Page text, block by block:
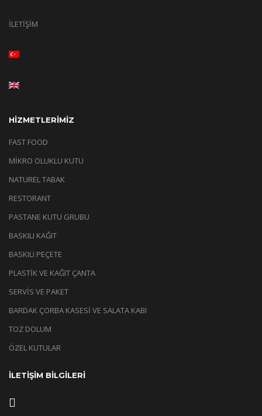
İLETİŞİM
HİZMETLERİMİZ
FAST FOOD
MİKRO OLUKLU KUTU
NATUREL TABAK
RESTORANT
PASTANE KUTU GRUBU
BASKILI KAĞIT
BASKILI PEÇETE
PLASTİK VE KAĞIT ÇANTA
SERVİS VE PAKET
BARDAK ÇORBA KASESİ VE SALATA KABI
TOZ DOLUM
ÖZEL KUTULAR
İLETİŞİM BİLGİLERİ